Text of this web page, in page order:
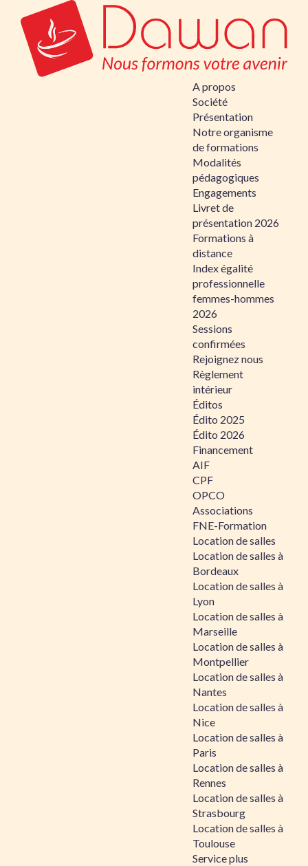
A propos
Société
Présentation
Notre organisme
de formations
Modalités
pédagogiques
Engagements
Livret de
présentation 2026
Formations à
distance
Index égalité
professionnelle
femmes-hommes
2026
Sessions
confirmées
Rejoignez nous
Règlement
intérieur
Éditos
Édito 2025
Édito 2026
Financement
AIF
CPF
OPCO
Associations
FNE-Formation
Location de salles
Location de salles à
Bordeaux
Location de salles à
Lyon
Location de salles à
Marseille
Location de salles à
Montpellier
Location de salles à
Nantes
Location de salles à
Nice
Location de salles à
Paris
Location de salles à
Rennes
Location de salles à
Strasbourg
Location de salles à
Toulouse
Service plus